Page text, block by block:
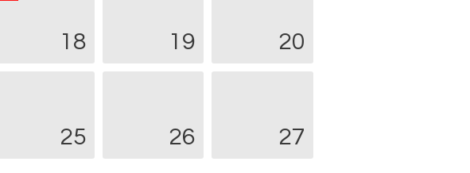
18 19 20
25 26 27